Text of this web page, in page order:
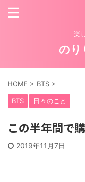
楽
の
HOME > BTS >
BTS 日々のこと
この半年間で
2019年11月7日